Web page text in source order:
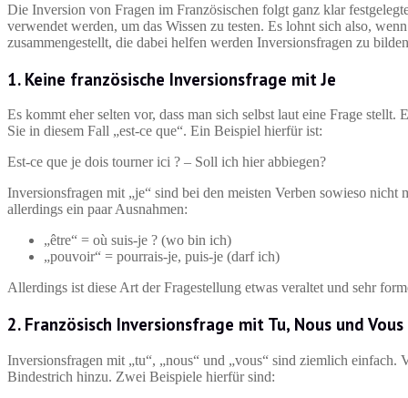
Die Inversion von Fragen im Französischen folgt ganz klar
verwendet werden, um das Wissen zu testen. Es lohnt sich also,
zusammengestellt, die dabei helfen werden Inversionsfragen zu
1. Keine französische Inversionsfrage mit Je
Es kommt eher selten vor, dass man sich selbst laut eine Frage
Sie in diesem Fall „est-ce que“. Ein Beispiel hierfür ist:
Est-ce que je dois tourner ici ? – Soll ich hier abbiegen?
Inversionsfragen mit „je“ sind bei den meisten Verben sowieso
allerdings ein paar Ausnahmen:
„être“ = où suis-je ? (wo bin ich)
„pouvoir“ = pourrais-je, puis-je (darf ich)
Allerdings ist diese Art der Fragestellung etwas veraltet und sehr
2. Französisch Inversionsfrage mit Tu, Nous und Vous
Inversionsfragen mit „tu“, „nous“ und „vous“ sind ziemlich
Bindestrich hinzu. Zwei Beispiele hierfür sind: